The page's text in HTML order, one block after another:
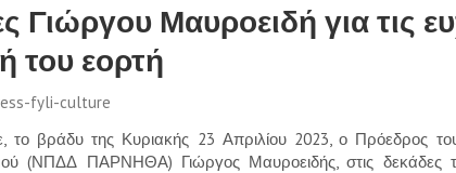
Γιώργου Μαυροειδή για τις
του εορτή
fyli-culture
βράδυ της Κυριακής 23 Απριλίου 2023, ο Πρόεδρος του
(ΝΠΔΔ ΠΑΡΝΗΘΑ) Γιώργος Μαυροειδής, στις δεκάδες